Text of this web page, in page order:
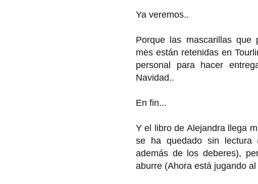
Ya veremos..
Porque las mascarillas que
mes están retenidas en
personal para hacer
Navidad..
En fin...
Y el libro de Alejandra llega
se ha quedado sin
además de los deberes),
aburre (Ahora está jugando